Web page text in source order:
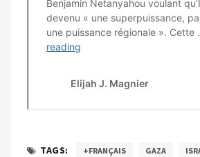
TAGS: +FRANÇAIS GAZA